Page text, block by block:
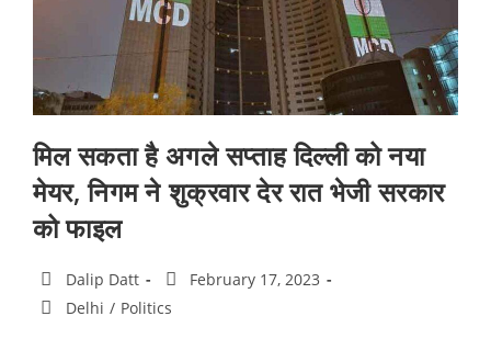
मिल सकता है अगले सप्ताह दिल्ली को नया
मेयर, निगम ने शुक्रवार देर रात भेजी सरकार
को फाइल
Dalip Datt
February 17, 2023
Delhi / Politics